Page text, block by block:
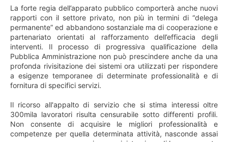
La forte regia dell’apparato pubblico comporterà anche nuovi
rapporti con il settore privato, non più in termini di “delega
permanente” ed abbandono sostanziale ma di cooperazione e
partenariato orientati al rafforzamento dell’efficacia degli
interventi. Il processo di progressiva qualificazione della
Pubblica Amministrazione non può prescindere anche da una
profonda rivisitazione dei sistemi ora utilizzati per rispondere
a esigenze temporanee di determinate professionalità e di
fornitura di specifici servizi.
Il ricorso all'appalto di servizio che si stima interessi oltre
300mila lavoratori risulta censurabile sotto differenti profili.
Non consente di acquisire le migliori professionalità e
competenze per quella determinata attività, nasconde assai